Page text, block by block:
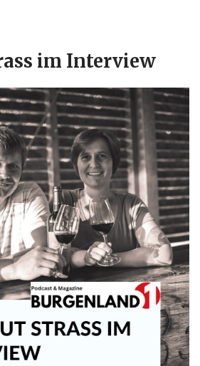
im Interview